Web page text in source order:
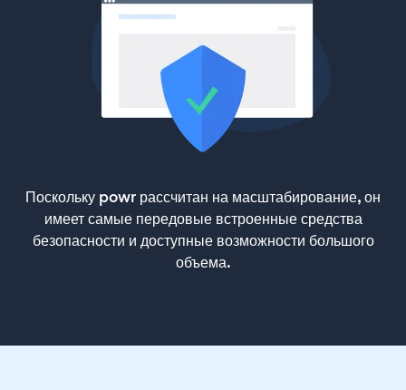
Поскольку powr рассчитан на масштабирование, он
имеет самые передовые встроенные средства
безопасности и доступные возможности большого
объема.